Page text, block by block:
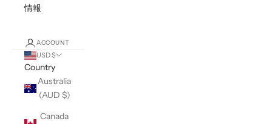
情報
ACCOUNT
USD $
Country
Australia
(AUD $)
Canada